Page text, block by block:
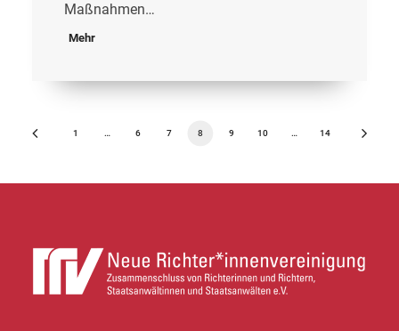
Maßnahmen…
Mehr
1 … 6 7 8 9 10 … 14